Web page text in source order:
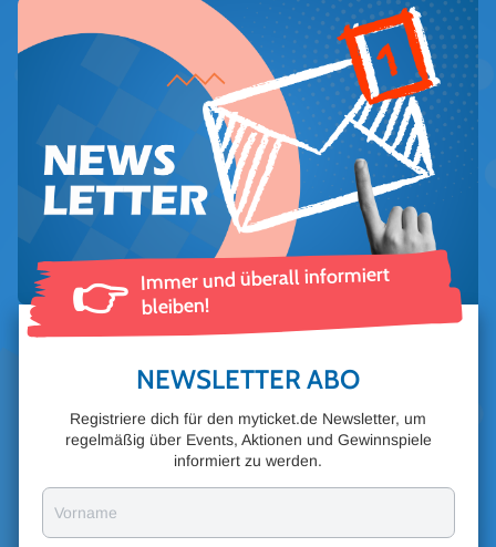
👉 Immer und überall informiert
bleiben!
NEWSLETTER ABO
Registriere dich für den myticket.de Newsletter, um
regelmäßig über Events, Aktionen und Gewinnspiele
informiert zu werden.
Vorname